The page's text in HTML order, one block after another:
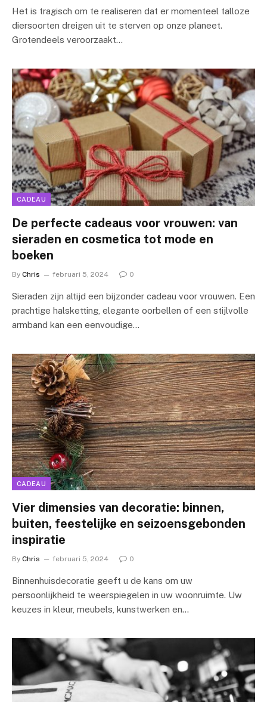
Het is tragisch om te realiseren dat er momenteel talloze
diersoorten dreigen uit te sterven op onze planeet.
Grotendeels veroorzaakt…
CADEAU
De perfecte cadeaus voor vrouwen: van
sieraden en cosmetica tot mode en
boeken
By Chris februari 5, 2024 0
Sieraden zijn altijd een bijzonder cadeau voor vrouwen. Een
prachtige halsketting, elegante oorbellen of een stijlvolle
armband kan een eenvoudige…
CADEAU
Vier dimensies van decoratie: binnen,
buiten, feestelijke en seizoensgebonden
inspiratie
By Chris februari 5, 2024 0
Binnenhuisdecoratie geeft u de kans om uw
persoonlijkheid te weerspiegelen in uw woonruimte. Uw
keuzes in kleur, meubels, kunstwerken en…